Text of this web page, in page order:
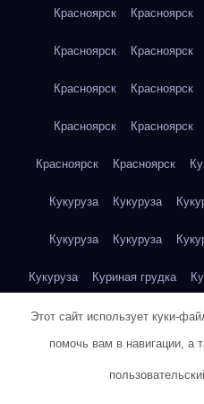
Красноярск Красноярск
Красноярск Красноярск
Красноярск Красноярск
Красноярск Красноярск
Красноярск Красноярск
Кукуруза Кукуруза
Кукуруза Кукуруза
Кукуруза Куриная грудка
Куриная грудка
Этот сайт использует куки-
помочь вам в навигации, а